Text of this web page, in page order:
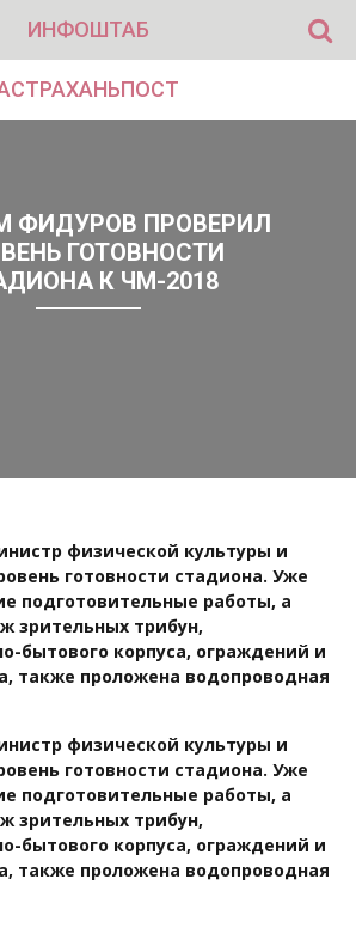
ИНФОШТАБ
ФИДУРОВ ПРОВЕРИЛ
ГОТОВНОСТИ
К ЧМ-2018
физической культуры и
готовности стадиона. Уже
подготовительные работы, а
зрительных трибун,
бытового корпуса, ограждений и
также проложена водопроводная
физической культуры и
готовности стадиона. Уже
подготовительные работы, а
зрительных трибун,
бытового корпуса, ограждений и
также проложена водопроводная